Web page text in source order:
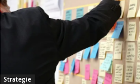
Strategie